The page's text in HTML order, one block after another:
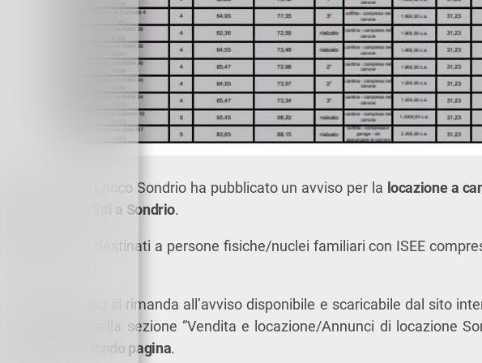
ALER Bergamo Lecco Sondrio ha pubblicato un avviso per la locazione a
alloggi liberi e sfitti a Sondrio.
Gli alloggi sono destinati a persone fisiche/nuclei familiari con ISEE
Per ogni dettaglio si rimanda all’avviso disponibile e scaricabile dal sito
Lecco Sondrio nella sezione “Vendita e locazione/Annunci di locazione
tramite il link a fondo pagina.